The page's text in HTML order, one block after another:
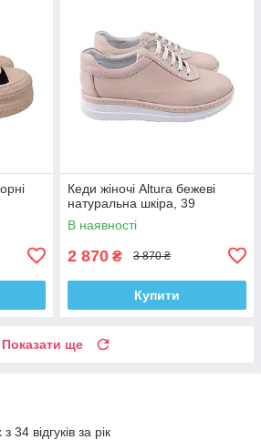
Кеди жіночі Altura бежеві
натуральна шкіра, 39
В наявності
2 870 ₴ 3 870 ₴
Купити
Показати ще
34 відгуків за рік